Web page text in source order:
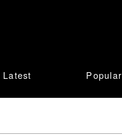
Latest Popular